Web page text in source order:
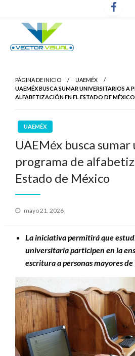
PÁGINA DE INICIO
UAEMÉX
UAEMÉX BUSCA SUMAR UNIVERSITARIOS A
ALFABETIZACIÓN EN EL ESTADO DE MÉXICO
UAEMÉX
UAEMéx busca
programa de
Estado de México
Publicado
mayo 21, 2026
La iniciativa permitirá que
universitaria participen en la
escritura a personas mayores de